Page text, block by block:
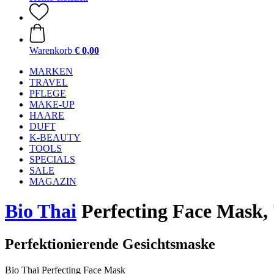
Warenkorb € 0,00
MARKEN
TRAVEL
PFLEGE
MAKE-UP
HAARE
DUFT
K-BEAUTY
TOOLS
SPECIALS
SALE
MAGAZIN
Bio Thai Perfecting Face Mask,
Perfektionierende Gesichtsmaske
Bio Thai Perfecting Face Mask